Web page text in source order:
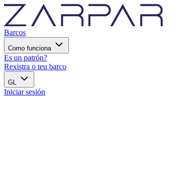
Barcos
Como funciona
Es un patrón?
Rexistra o teu barco
GL
Iniciar sesión